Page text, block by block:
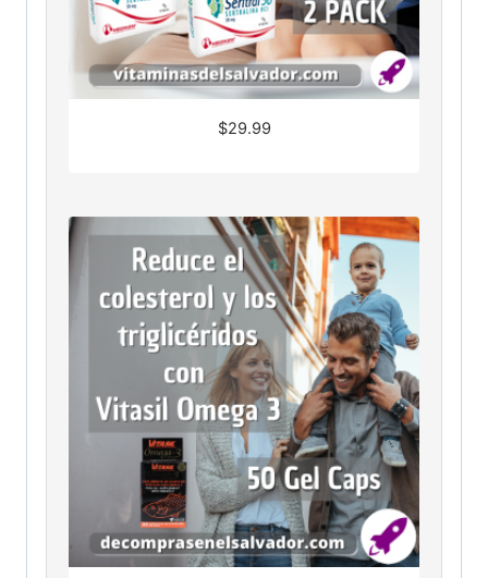
$29.99